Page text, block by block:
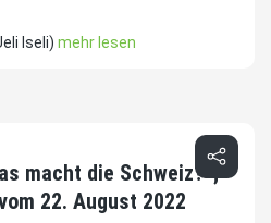
Iseli) mehr lesen
macht die Schweiz?“;
22. August 2022